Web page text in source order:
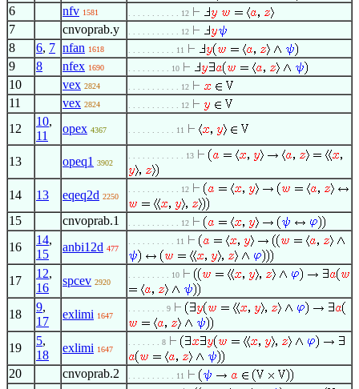
6 nfv 1581 . . . . . . . . . . . 12
7 cnvoprab.y . . . . . . . . . . . 12
8 6, 7 nfan 1618 . . . . . . . . . . 11
9 8 nfex 1690 . . . . . . . . . 10
10 vex 2824 . . . . . . . . . . . 12
11 vex 2824 . . . . . . . . . . . 12
12
10,
11
opex 4367 . . . . . . . . . . 11
13 opeq1 3902
. . . . . . . . . . . . 13
14 13 eqeq2d 2250
. . . . . . . . . . . 12
15 cnvoprab.1 . . . . . . . . . . . 12
16
14,
15
anbi12d 477
. . . . . . . . . . 11
17
12,
16
spcev 2920
. . . . . . . . . 10
18
9,
17
exlimi 1647
. . . . . . . . 9
19
5,
18
exlimi 1647
. . . . . . . 8
20 cnvoprab.2 . . . . . . . . . . 11